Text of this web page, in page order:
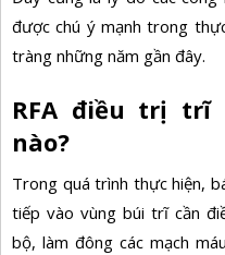
được chú ý mạnh trong
tràng những năm gần đây.
RFA điều trị trĩ
nào?
Trong quá trình thực hiện,
tiếp vào vùng búi trĩ cần
bộ, làm đông các mạch